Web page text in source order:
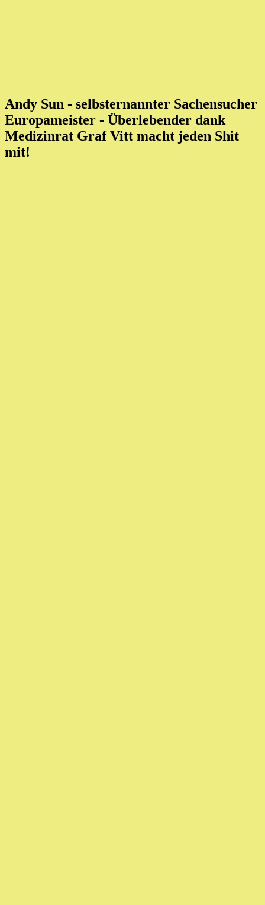
Andy Sun - selbsternannter Sachensucher
Europameister - Überlebender dank
Medizinrat Graf Vitt macht jeden Shit
mit!